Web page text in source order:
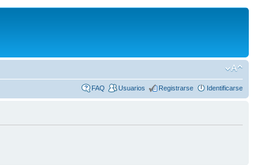
FAQ Usuarios Registrarse Identificarse